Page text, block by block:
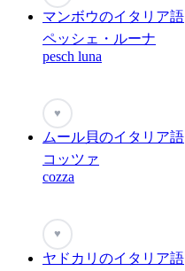
マンボウのイタリア語
ペッシェ・ルーナ
pesch luna
♥
ムール貝のイタリア語
コッツァ
cozza
♥
ヤドカリのイタリア語